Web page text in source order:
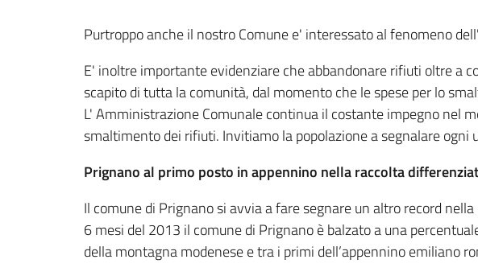
Purtroppo anche il nostro Comune e' interessato al fenomeno
E' inoltre importante evidenziare che abbandonare rifiuti oltre a
scapito di tutta la comunità, dal momento che le spese per lo
L' Amministrazione Comunale continua il costante impegno nel
smaltimento dei rifiuti. Invitiamo la popolazione a segnalare
Prignano al primo posto in appennino nella raccolta
Il comune di Prignano si avvia a fare segnare un altro record
6 mesi del 2013 il comune di Prignano è balzato a una
della montagna modenese e tra i primi dell’appennino emiliano